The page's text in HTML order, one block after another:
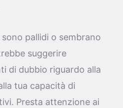
pallidi o sembrano
suggerire
di dubbio riguardo alla
tua capacità di
Presta attenzione ai